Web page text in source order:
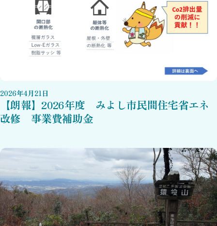
2026年4月21日
【朗報】2026年度 みよし市民間住宅省エネ
改修 事業費補助金